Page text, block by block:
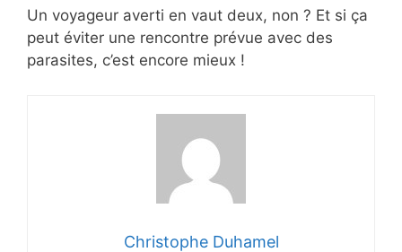
Un voyageur averti en vaut deux, non ? Et si ça
peut éviter une rencontre prévue avec des
parasites, c’est encore mieux !
Christophe Duhamel